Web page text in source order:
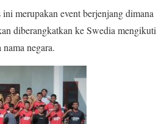
merupakan event berjenjang dimana
diberangkatkan ke Swedia mengikuti
negara.